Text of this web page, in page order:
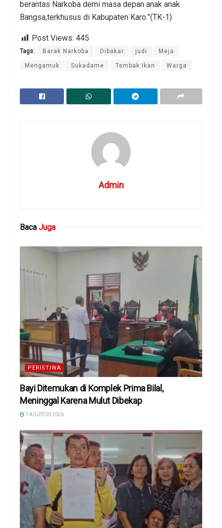
berantas Narkoba demi masa depan anak anak
Bangsa,terkhusus di Kabupaten Karo.”(TK-1)
Post Views: 445
Tags: Barak Narkoba Dibakar judi Meja
Mengamuk Sukadame Tembak Ikan Warga
Admin
Baca Juga
PERISTIWA
Bayi Ditemukan di Komplek Prima Bilal,
Meninggal Karena Mulut Dibekap
7 AGUSTUS 2026